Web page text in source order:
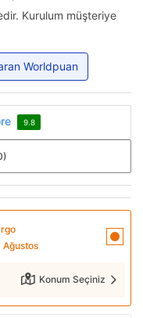
Kurulum müşteriye
Worldpuan
9.8
Ağustos
Konum Seçiniz